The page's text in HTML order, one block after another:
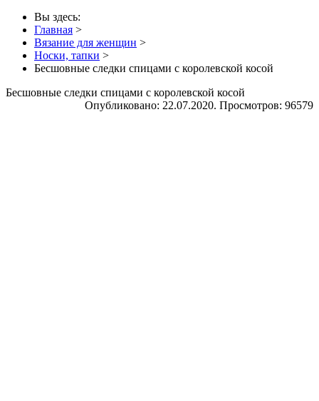
Вы здесь:
Главная >
Вязание для женщин >
Носки, тапки >
Бесшовные следки спицами с королевской косой
Бесшовные следки спицами с королевской косой
Опубликовано: 22.07.2020. Просмотров: 96579